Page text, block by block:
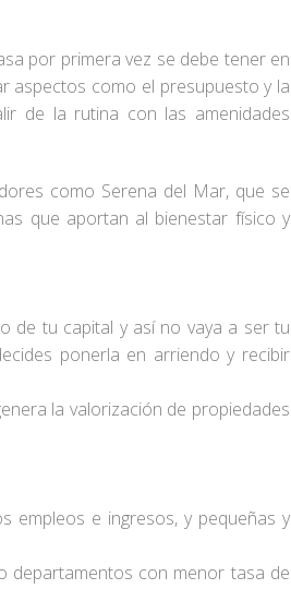
por primera vez se debe tener en
aspectos como el presupuesto y la
de la rutina con las amenidades
como Serena del Mar, que se
que aportan al bienestar físico y
de tu capital y así no vaya a ser tu
ponerla en arriendo y recibir
la valorización de propiedades
empleos e ingresos, y pequeñas y
departamentos con menor tasa de